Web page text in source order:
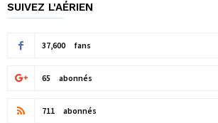
SUIVEZ L'AÉRIEN
37,600 fans
65 abonnés
711 abonnés